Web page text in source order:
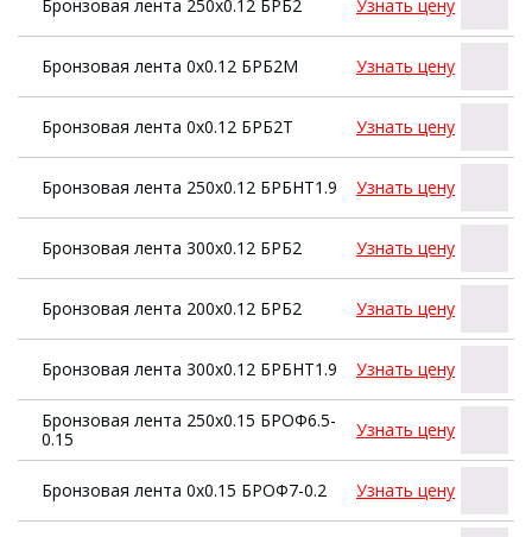
Бронзовая лента 250х0.12 БРБ2 Узнать цену
Бронзовая лента 0х0.12 БРБ2М Узнать цену
Бронзовая лента 0х0.12 БРБ2Т Узнать цену
Бронзовая лента 250х0.12 БРБНТ1.9 Узнать цену
Бронзовая лента 300х0.12 БРБ2 Узнать цену
Бронзовая лента 200х0.12 БРБ2 Узнать цену
Бронзовая лента 300х0.12 БРБНТ1.9 Узнать цену
Бронзовая лента 250х0.15 БРОФ6.5-
0.15
Узнать цену
Бронзовая лента 0х0.15 БРОФ7-0.2 Узнать цену